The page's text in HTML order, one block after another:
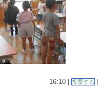
16:10 | 投票する